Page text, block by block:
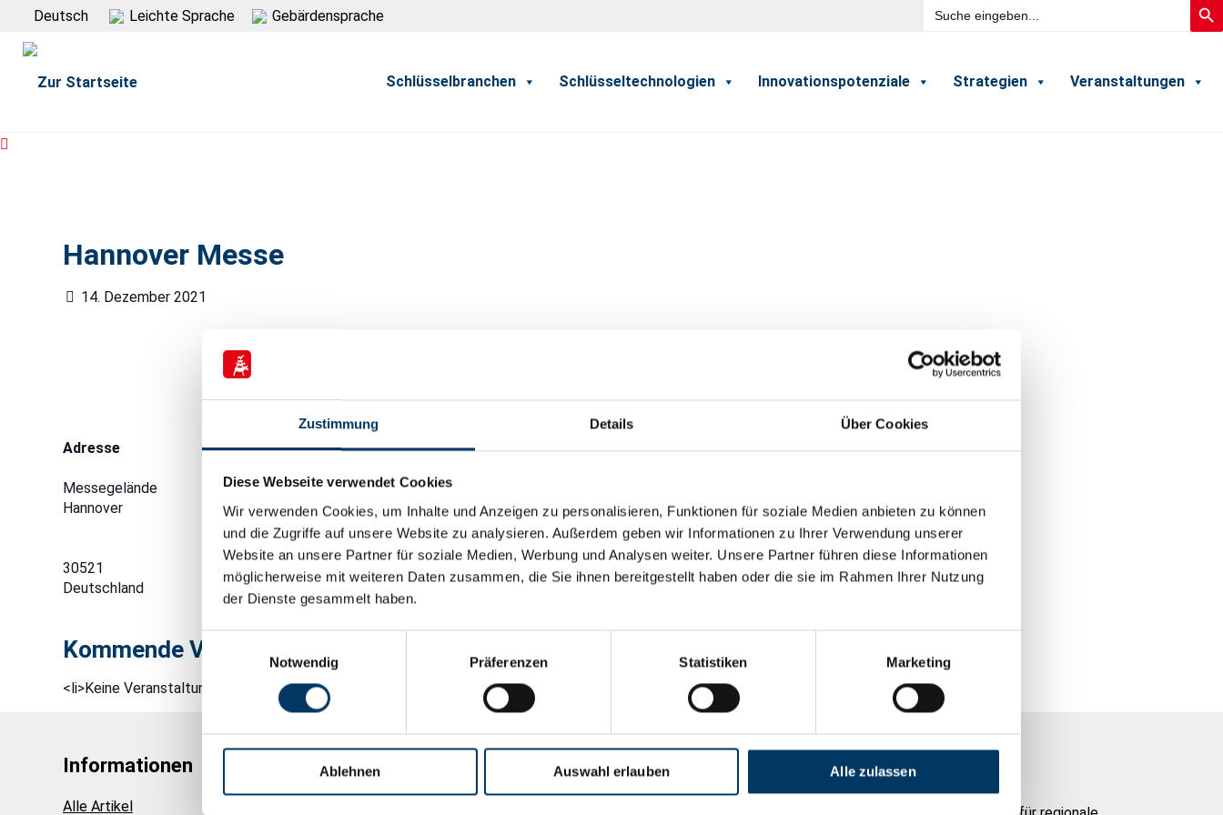
Zustimmung Details Über Cookies
Diese Webseite verwendet Cookies
Wir verwenden Cookies, um Inhalte und Anzeigen zu personalisieren, Funktionen für soziale Medien anbieten zu können
und die Zugriffe auf unsere Website zu analysieren. Außerdem geben wir Informationen zu Ihrer Verwendung unserer
Website an unsere Partner für soziale Medien, Werbung und Analysen weiter. Unsere Partner führen diese Informationen
möglicherweise mit weiteren Daten zusammen, die Sie ihnen bereitgestellt haben oder die sie im Rahmen Ihrer Nutzung
der Dienste gesammelt haben.
Einwilligungsauswahl
Notwendig
Präferenzen Statistiken Marketing
Ablehnen Auswahl erlauben Alle zulassen
Deutsch Leichte Sprache Gebärdensprache
for:
Schlüsselbranchen Schlüsseltechnologien Innovationspotenziale Strategien Veranstaltungen
Hannover Messe
14. Dezember 2021
Adresse
Messegelände
Hannover
30521
Deutschland
Kommende Veranstaltungen
<li>Keine Veranstaltungen an diesem Ort</li>
Informationen
Alle Artikel
Gefördert durch